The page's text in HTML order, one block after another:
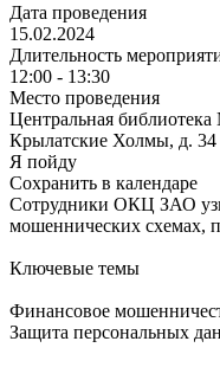
Дата проведения
15.02.2024
Длительность
12:00 - 13:30
Место проведения
Центральная
Крылатские Холмы, д. 34
Я пойду
Сохранить в календаре
Сотрудники ОКЦ ЗАО
мошеннических схемах,
Ключевые темы
Финансовое
Защита персональных